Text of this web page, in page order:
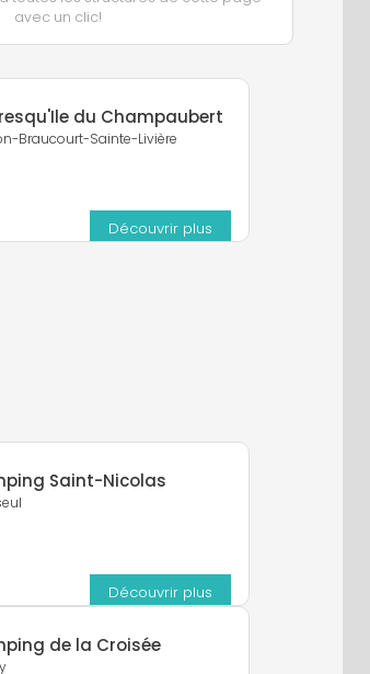
avec un clic!
du Champaubert
Braucourt-Sainte-Livière
Découvrir plus
Saint-Nicolas
Découvrir plus
de la Croisée